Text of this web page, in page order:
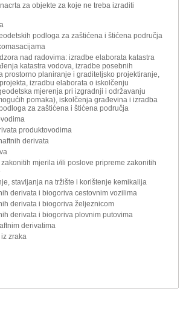
za objekte za koje ne treba izraditi
podloga za zaštićena i štićena područja
nad radovima: izradbe elaborata katastra
katastra vodova, izradbe posebnih
prostorno planiranje i graditeljsko projektiranje,
izradbu elaborata o iskolčenju
mjerenja pri izgradnji i održavanju
pomaka), iskolčenja građevina i izradba
za zaštićena i štićena područja
produktovodima
derivata
mjerila i/ili poslove pripreme zakonitih
stavljanja na tržište i korištenje kemikalija
derivata i biogoriva cestovnim vozilima
derivata i biogoriva željeznicom
derivata i biogoriva plovnim putovima
derivatima
zraka